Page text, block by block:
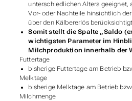
unterschiedlichen Alters geeignet,
Vor- oder Nachteile hinsichtlich
über den Kälbererlös
Somit stellt die Spalte „Saldo
wichtigsten Parameter im
Milchproduktion innerhalb der
Futtertage
bisherige Futtertage am Betrieb
Melktage
bisherige Melktage am Betrieb
Milchmenge